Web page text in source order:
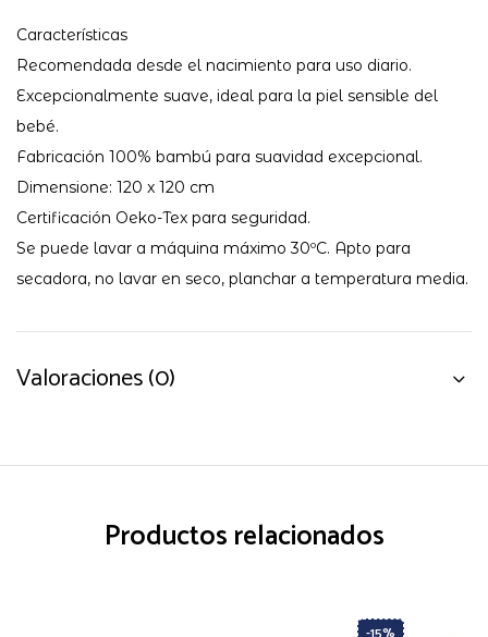
Características
Recomendada desde el nacimiento para uso diario.
Excepcionalmente suave, ideal para la piel sensible del
bebé.
Fabricación 100% bambú para suavidad excepcional.
Dimensione: 120 x 120 cm
Certificación Oeko-Tex para seguridad.
Se puede lavar a máquina máximo 30ºC. Apto para
secadora, no lavar en seco, planchar a temperatura media.
Valoraciones (0)
Productos relacionados